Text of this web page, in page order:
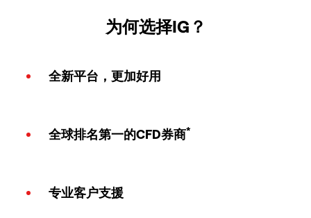
为何选择IG？
全新平台，更加好用
全球排名第一的CFD券商*
专业客户支援